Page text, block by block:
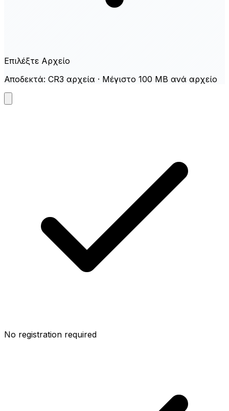
Επιλέξτε Αρχείο
Αποδεκτά: CR3 αρχεία · Μέγιστο 100 MB ανά αρχείο
No registration required